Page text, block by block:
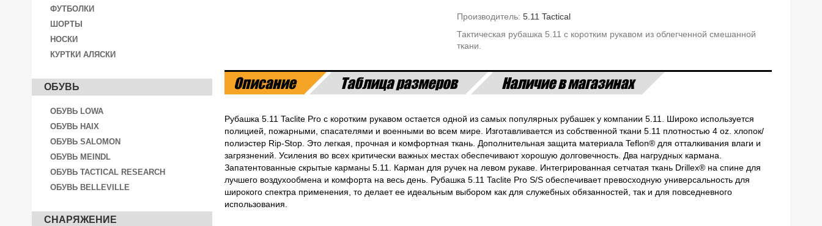
ФУТБОЛКИ
ШОРТЫ
НОСКИ
КУРТКИ АЛЯСКИ
ОБУВЬ
ОБУВЬ LOWA
ОБУВЬ HAIX
ОБУВЬ SALOMON
ОБУВЬ MEINDL
ОБУВЬ TACTICAL RESEARCH
ОБУВЬ BELLEVILLE
СНАРЯЖЕНИЕ
Производитель: 5.11 Tactical
Тактическая рубашка 5.11 с коротким рукавом из облегченной смешанной
ткани.
Описание Таблица размеров Наличие в магазинах
Рубашка 5.11 Taclite Pro с коротким рукавом остается одной из самых популярных рубашек у компании 5.11. Широко используется
полицией, пожарными, спасателями и военными во всем мире. Изготавливается из собственной ткани 5.11 плотностью 4 oz. хлопок/
полиэстер Rip-Stop. Это легкая, прочная и комфортная ткань. Дополнительная защита материала Teflon® для отталкивания влаги и
загрязнений. Усиления во всех критически важных местах обеспечивают хорошую долговечность. Два нагрудных кармана.
Запатентованные скрытые карманы 5.11. Карман для ручек на левом рукаве. Интегрированная сетчатая ткань Drillex® на спине для
лучшего воздухообмена и комфорта на весь день. Рубашка 5.11 Taclite Pro S/S обеспечивает превосходную универсальность для
широкого спектра применения, то делает ее идеальным выбором как для служебных обязанностей, так и для повседневного
использования.